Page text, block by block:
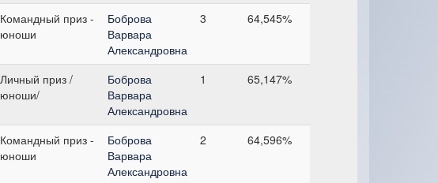
Командный приз -
юноши
Боброва
Варвара
Александровна
3 64,545%
Личный приз /
юноши/
Боброва
Варвара
Александровна
1 65,147%
Командный приз -
юноши
Боброва
Варвара
Александровна
2 64,596%